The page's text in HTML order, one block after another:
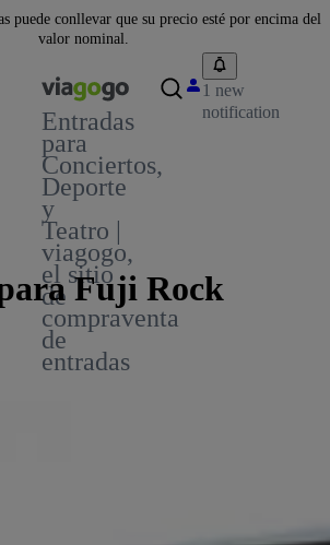
puede conllevar que su precio esté por encima del
valor nominal.
Entradas
para
Conciertos,
Deporte
y
Teatro |
viagogo,
el sitio
de
compraventa
de
entradas
1 new
notification
Fuji Rock